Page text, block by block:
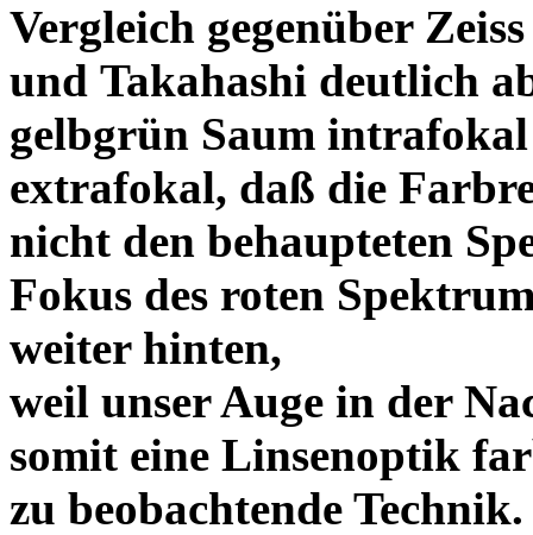
Vergleich gegenüber Zeiss
und Takahashi deutlich
gelbgrün Saum
extrafokal, daß die
nicht den behaupteten
Fokus des roten
weiter hinten,
weil unser Auge in der
somit eine Linsenoptik
zu beobachtende